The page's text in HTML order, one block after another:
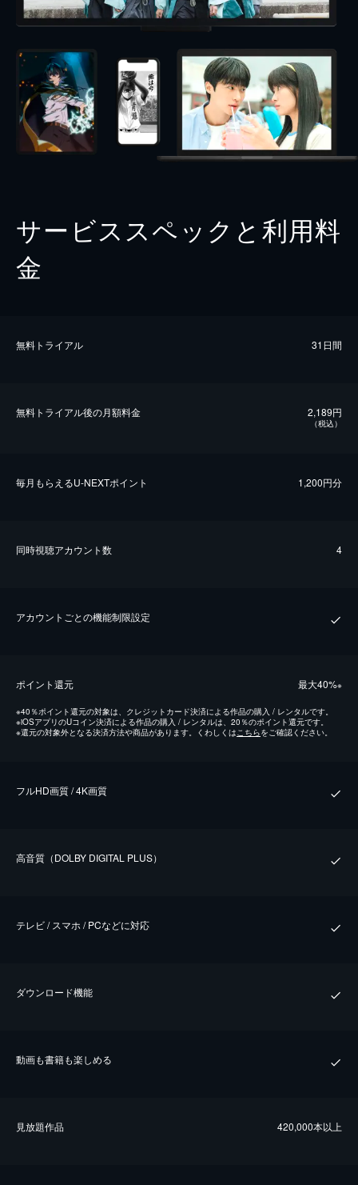
サービススペックと利用料
金
無料トライアル 31日間
無料トライアル後の⽉額料金 2,189円
（税込）
毎⽉もらえるU-NEXTポイント 1,200円分
同時視聴アカウント数 4
アカウントごとの機能制限設定
ポイント還元 最⼤40%※
※40％ポイント還元の対象は、クレジットカード決済による作品の購入 / レンタルです。
※iOSアプリのUコイン決済による作品の購入 / レンタルは、20％のポイント還元です。
※還元の対象外となる決済方法や商品があります。くわしくはこちらをご確認ください。
フルHD画質 / 4K画質
⾼⾳質（DOLBY DIGITAL PLUS）
テレビ / スマホ / PCなどに対応
ダウンロード機能
動画も書籍も楽しめる
⾒放題作品 420,000本以上